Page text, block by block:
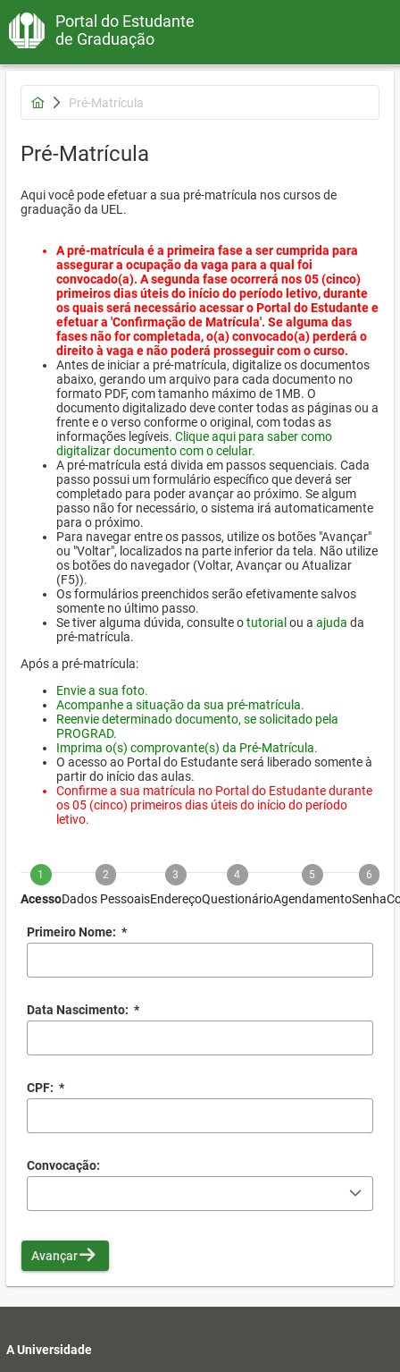
Portal do Estudante
de Graduação
Pré-Matrícula
Pré-Matrícula
Aqui você pode efetuar a sua pré-matrícula nos cursos de
graduação da UEL.
A pré-matrícula é a primeira fase a ser cumprida para
assegurar a ocupação da vaga para a qual foi
convocado(a). A segunda fase ocorrerá nos 05 (cinco)
primeiros dias úteis do início do período letivo, durante
os quais será necessário acessar o Portal do Estudante e
efetuar a 'Confirmação de Matrícula'. Se alguma das
fases não for completada, o(a) convocado(a) perderá o
direito à vaga e não poderá prosseguir com o curso.
Antes de iniciar a pré-matrícula, digitalize os documentos
abaixo, gerando um arquivo para cada documento no
formato PDF, com tamanho máximo de 1MB. O
documento digitalizado deve conter todas as páginas ou a
frente e o verso conforme o original, com todas as
informações legíveis. Clique aqui para saber como
digitalizar documento com o celular.
A pré-matrícula está divida em passos sequenciais. Cada
passo possui um formulário específico que deverá ser
completado para poder avançar ao próximo. Se algum
passo não for necessário, o sistema irá automaticamente
para o próximo.
Para navegar entre os passos, utilize os botões "Avançar"
ou "Voltar", localizados na parte inferior da tela. Não utilize
os botões do navegador (Voltar, Avançar ou Atualizar
(F5)).
Os formulários preenchidos serão efetivamente salvos
somente no último passo.
Se tiver alguma dúvida, consulte otutorial ou a ajuda da
pré-matrícula.
Após a pré-matrícula:
Envie a sua foto.
Acompanhe a situação da sua pré-matrícula.
Reenvie determinado documento, se solicitado pela
PROGRAD.
Imprima o(s) comprovante(s) da Pré-Matrícula.
O acesso ao Portal do Estudante será liberado somente à
partir do início das aulas.
Confirme a sua matrícula no Portal do Estudante durante
os 05 (cinco) primeiros dias úteis do início do período
letivo.
1
Acesso
2
Dados Pessoais
3
Endereço
4
Questionário
5
Agendamento
6
Senha
Primeiro Nome: *
Data Nascimento: *
CPF: *
Convocação:
Avançar
A Universidade